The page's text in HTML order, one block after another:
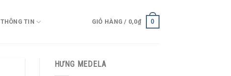
THÔNG TIN GIỎ HÀNG / 0,0₫ 0
HƯNG MEDELA